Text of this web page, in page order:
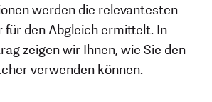
werden die relevantesten
den Abgleich ermittelt. In
zeigen wir Ihnen, wie Sie den
verwenden können.